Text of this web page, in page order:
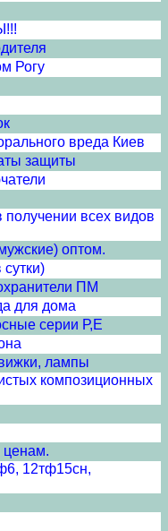
Рогу
вреда Киев
защиты
всех видов
оптом.
ПМ
для дома
серии Р,Е
лампы
композиционных
ценам.
12тф15сн,